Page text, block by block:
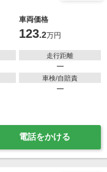
車両価格
123.2万円
走行距離
―
車検/自賠責
―
電話をかける